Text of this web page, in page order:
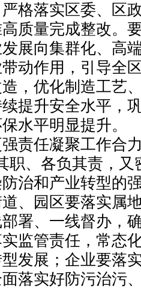
格落实区委、区
质量完成整改。
展向集群化、高
动作用，引导全
，优化制造工艺
提升安全水平，
水平明显提升。
责任凝聚工作合
职、各负其责，又
治和产业转型的
、园区要落实属
署、一线督办，
监管责任，常态
发展；企业要落
落实好防污治污